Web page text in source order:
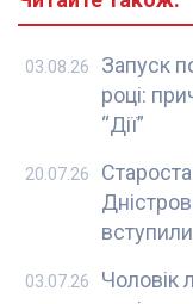
Запуск
році:
“Дії”
03.08.26
20.07.26
Чоловік
03.07.26